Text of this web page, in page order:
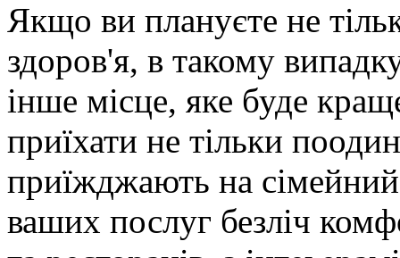
Якщо ви плануєте не
здоров'я, в такому
інше місце, яке буде
приїхати не тільки
приїжджають на
ваших послуг безліч